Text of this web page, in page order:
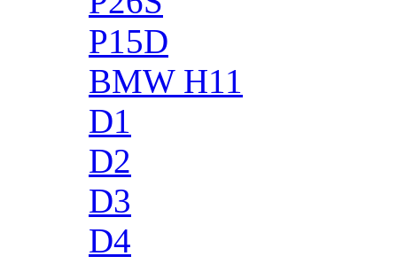
P15D
BMW H11
D1
D2
D3
D4